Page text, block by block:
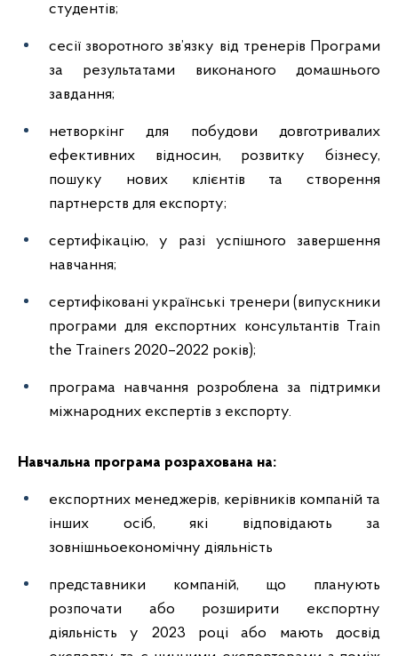
студентів;
сесії зворотного зв’язку від тренерів Програми
за результатами виконаного домашнього
завдання;
нетворкінг для побудови довготривалих
ефективних відносин, розвитку бізнесу,
пошуку нових клієнтів та створення
партнерств для експорту;
сертифікацію, у разі успішного завершення
навчання;
сертифіковані українські тренери (випускники
програми для експортних консультантів Train
the Trainers 2020–2022 років);
програма навчання розроблена за підтримки
міжнародних експертів з експорту.
Навчальна програма розрахована на:
експортних менеджерів, керівників компаній та
інших осіб, які відповідають за
зовнішньоекономічну діяльність
представники компаній, що планують
розпочати або розширити експортну
діяльність у 2023 році або мають досвід